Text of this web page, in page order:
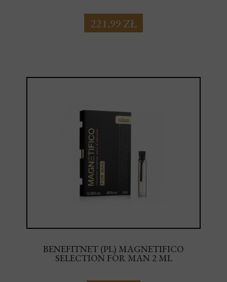
221,99 ZŁ
BENEFITNET (PL) MAGNETIFICO
SELECTION FOR MAN 2 ML